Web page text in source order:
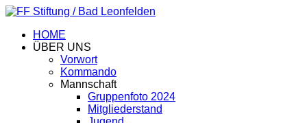
HOME
ÜBER UNS
Vorwort
Kommando
Mannschaft
Gruppenfoto 2024
Mitgliederstand